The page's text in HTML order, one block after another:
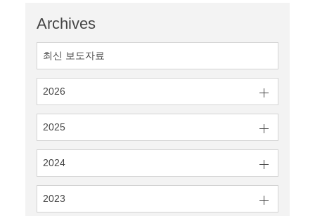
Archives
최신 보도자료
2026
2025
2024
2023